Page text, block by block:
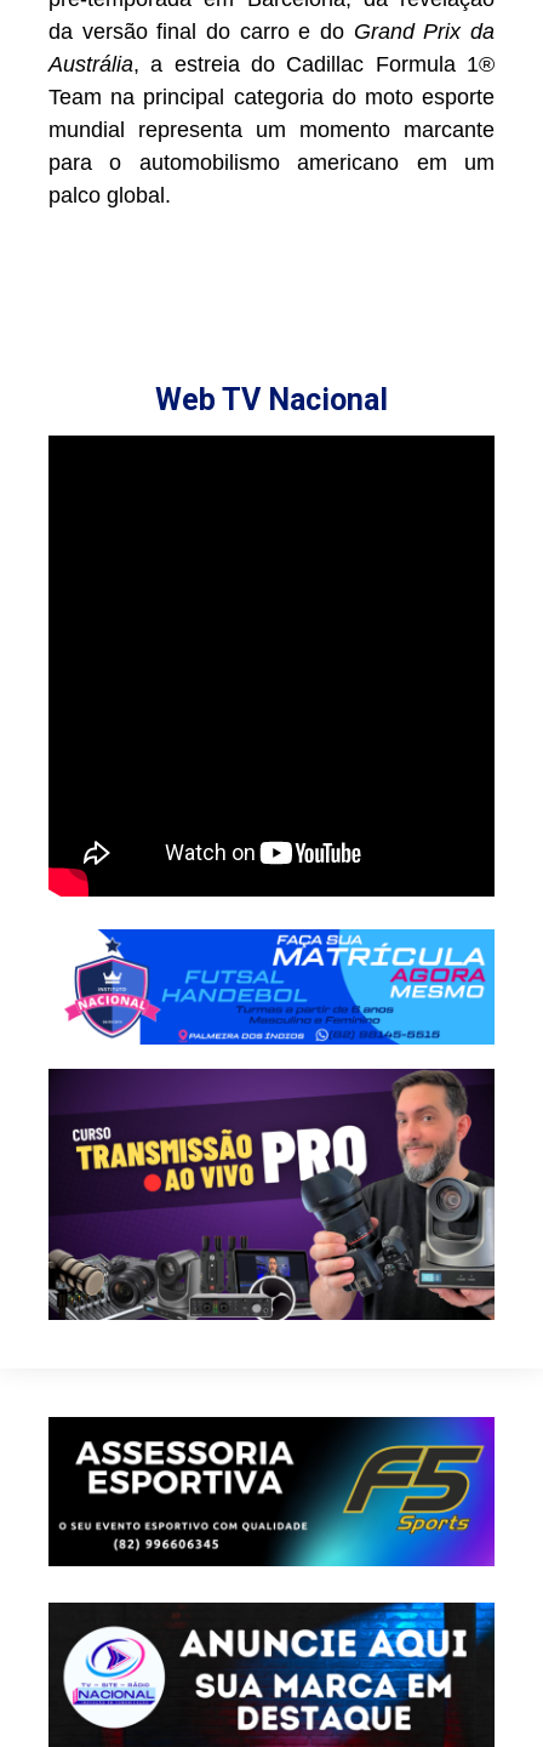
da versão final do carro e do Grand Prix da
Austrália, a estreia do Cadillac Formula 1®
Team na principal categoria do moto esporte
mundial representa um momento marcante
para o automobilismo americano em um
palco global.
Web TV Nacional